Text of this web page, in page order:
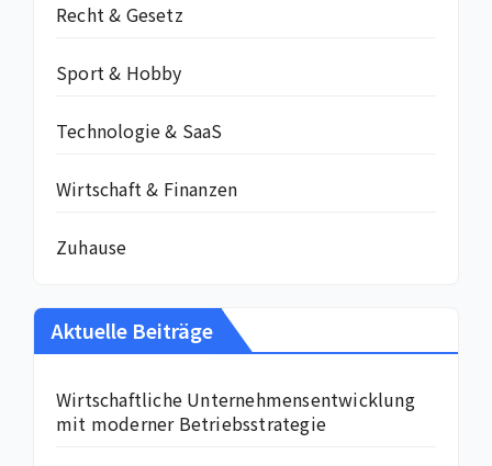
Recht & Gesetz
Sport & Hobby
Technologie & SaaS
Wirtschaft & Finanzen
Zuhause
Aktuelle Beiträge
Wirtschaftliche Unternehmensentwicklung
mit moderner Betriebsstrategie